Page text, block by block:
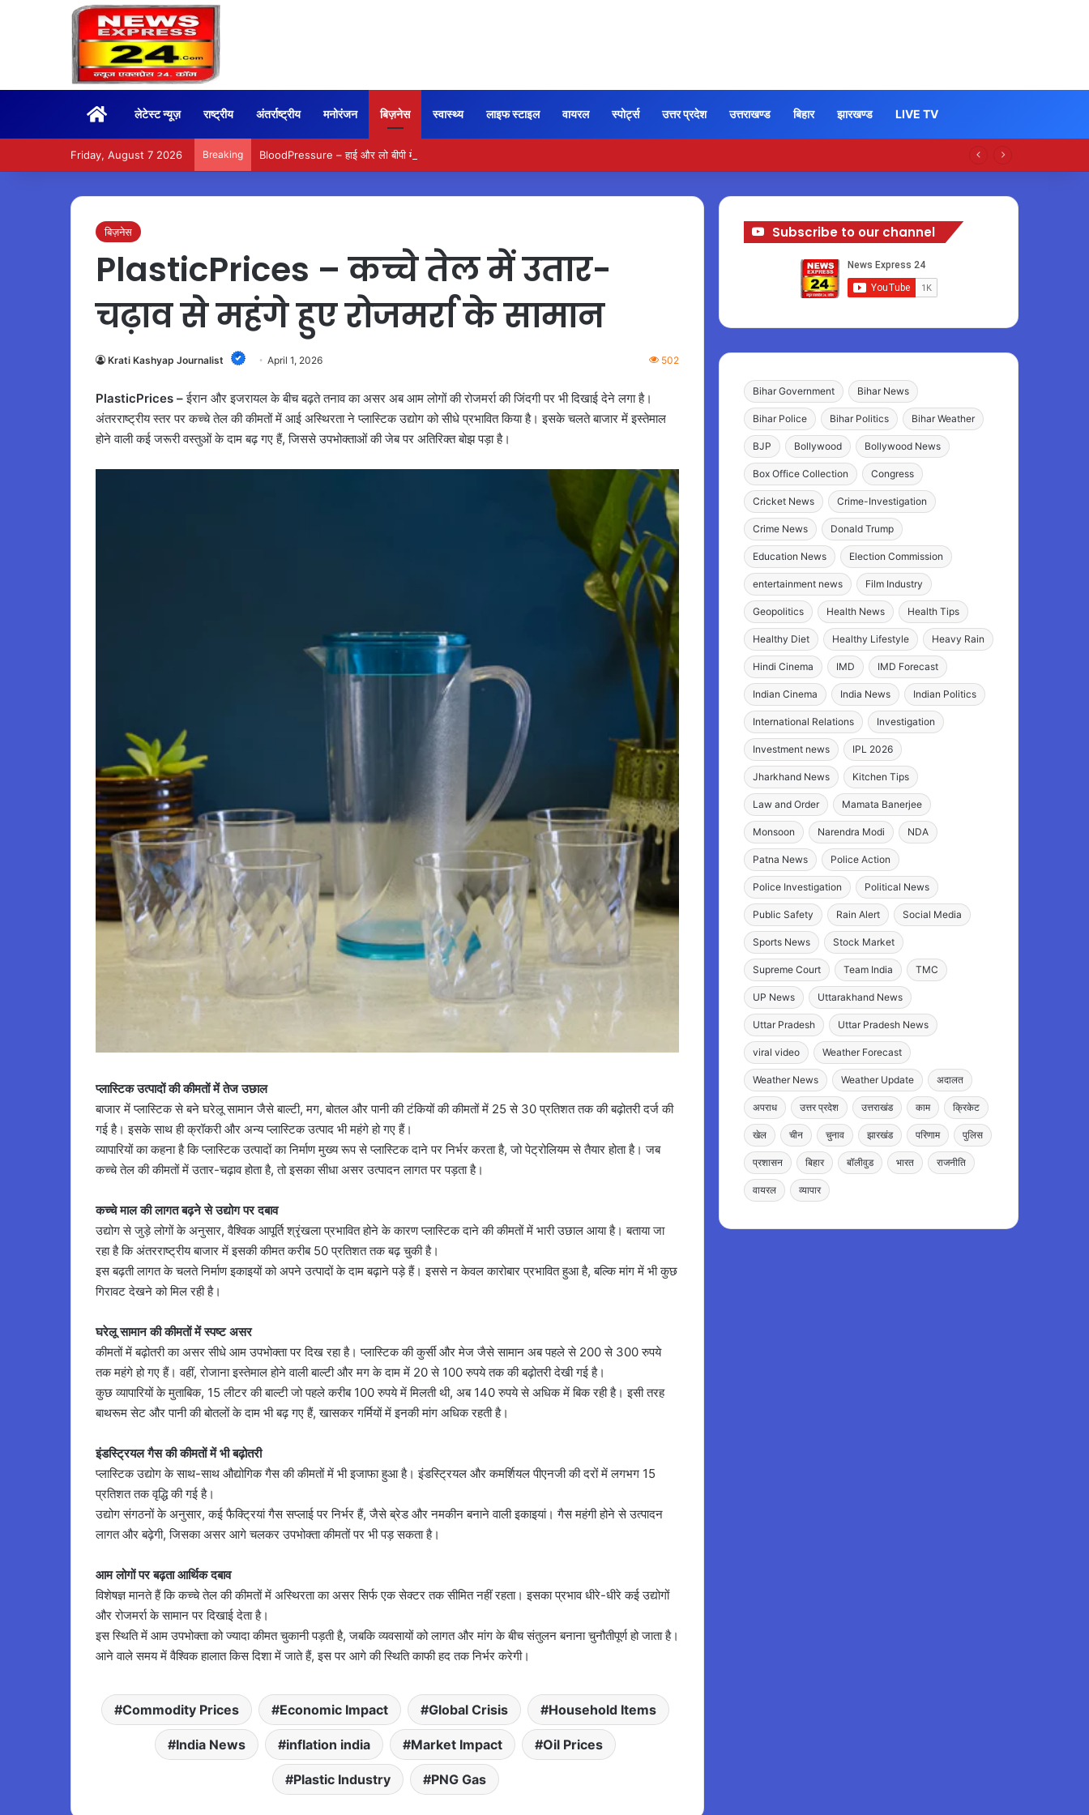
Homeलेटेस्ट न्यूज़ राष्ट्रीय अंतर्राष्ट्रीय मनोरंजन बिज़नेस स्वास्थ्य लाइफ स्टाइल वायरल स्पोर्ट्स उत्तर प्रदेश उत्तराखण्ड बिहार झारखण्ड LIVE TV
Friday, August 7 2026 Breaking BloodPressure – हाई और लो बीपी में कितना नमक खाना सही, डॉक्टर ने बताया सुरक्षित मात्रा…
बिज़नेस
PlasticPrices – कच्चे तेल में उतार-
चढ़ाव से महंगे हुए रोजमर्रा के सामान
Krati Kashyap Journalist April 1, 2026 502
PlasticPrices –ईरान और इजरायल के बीच बढ़ते तनाव का असर अब आम लोगों की रोजमर्रा की जिंदगी पर भी दिखाई देने लगा है।
अंतरराष्ट्रीय स्तर पर कच्चे तेल की कीमतों में आई अस्थिरता ने प्लास्टिक उद्योग को सीधे प्रभावित किया है। इसके चलते बाजार में इस्तेमाल
होने वाली कई जरूरी वस्तुओं के दाम बढ़ गए हैं, जिससे उपभोक्ताओं की जेब पर अतिरिक्त बोझ पड़ा है।
प्लास्टिक उत्पादों की कीमतों में तेज उछाल
बाजार में प्लास्टिक से बने घरेलू सामान जैसे बाल्टी, मग, बोतल और पानी की टंकियों की कीमतों में 25 से 30 प्रतिशत तक की बढ़ोतरी दर्ज की
गई है। इसके साथ ही क्रॉकरी और अन्य प्लास्टिक उत्पाद भी महंगे हो गए हैं।
व्यापारियों का कहना है कि प्लास्टिक उत्पादों का निर्माण मुख्य रूप से प्लास्टिक दाने पर निर्भर करता है, जो पेट्रोलियम से तैयार होता है। जब
कच्चे तेल की कीमतों में उतार-चढ़ाव होता है, तो इसका सीधा असर उत्पादन लागत पर पड़ता है।
कच्चे माल की लागत बढ़ने से उद्योग पर दबाव
उद्योग से जुड़े लोगों के अनुसार, वैश्विक आपूर्ति श्रृंखला प्रभावित होने के कारण प्लास्टिक दाने की कीमतों में भारी उछाल आया है। बताया जा
रहा है कि अंतरराष्ट्रीय बाजार में इसकी कीमत करीब 50 प्रतिशत तक बढ़ चुकी है।
इस बढ़ती लागत के चलते निर्माण इकाइयों को अपने उत्पादों के दाम बढ़ाने पड़े हैं। इससे न केवल कारोबार प्रभावित हुआ है, बल्कि मांग में भी कुछ
गिरावट देखने को मिल रही है।
घरेलू सामान की कीमतों में स्पष्ट असर
कीमतों में बढ़ोतरी का असर सीधे आम उपभोक्ता पर दिख रहा है। प्लास्टिक की कुर्सी और मेज जैसे सामान अब पहले से 200 से 300 रुपये
तक महंगे हो गए हैं। वहीं, रोजाना इस्तेमाल होने वाली बाल्टी और मग के दाम में 20 से 100 रुपये तक की बढ़ोतरी देखी गई है।
कुछ व्यापारियों के मुताबिक, 15 लीटर की बाल्टी जो पहले करीब 100 रुपये में मिलती थी, अब 140 रुपये से अधिक में बिक रही है। इसी तरह
बाथरूम सेट और पानी की बोतलों के दाम भी बढ़ गए हैं, खासकर गर्मियों में इनकी मांग अधिक रहती है।
इंडस्ट्रियल गैस की कीमतों में भी बढ़ोतरी
प्लास्टिक उद्योग के साथ-साथ औद्योगिक गैस की कीमतों में भी इजाफा हुआ है। इंडस्ट्रियल और कमर्शियल पीएनजी की दरों में लगभग 15
प्रतिशत तक वृद्धि की गई है।
उद्योग संगठनों के अनुसार, कई फैक्ट्रियां गैस सप्लाई पर निर्भर हैं, जैसे ब्रेड और नमकीन बनाने वाली इकाइयां। गैस महंगी होने से उत्पादन
लागत और बढ़ेगी, जिसका असर आगे चलकर उपभोक्ता कीमतों पर भी पड़ सकता है।
आम लोगों पर बढ़ता आर्थिक दबाव
विशेषज्ञ मानते हैं कि कच्चे तेल की कीमतों में अस्थिरता का असर सिर्फ एक सेक्टर तक सीमित नहीं रहता। इसका प्रभाव धीरे-धीरे कई उद्योगों
और रोजमर्रा के सामान पर दिखाई देता है।
इस स्थिति में आम उपभोक्ता को ज्यादा कीमत चुकानी पड़ती है, जबकि व्यवसायों को लागत और मांग के बीच संतुलन बनाना चुनौतीपूर्ण हो जाता है।
आने वाले समय में वैश्विक हालात किस दिशा में जाते हैं, इस पर आगे की स्थिति काफी हद तक निर्भर करेगी।
Commodity Prices Economic Impact Global Crisis Household Items
India News inflation india Market Impact Oil Prices
Plastic Industry PNG Gas
Subscribe to our channel
Bihar Government Bihar News
Bihar Police Bihar Politics Bihar Weather
BJP Bollywood Bollywood News
Box Office Collection Congress
Cricket News Crime-Investigation
Crime News Donald Trump
Education News Election Commission
entertainment news Film Industry
Geopolitics Health News Health Tips
Healthy Diet Healthy Lifestyle Heavy Rain
Hindi Cinema IMD IMD Forecast
Indian Cinema India News Indian Politics
International Relations Investigation
Investment news IPL 2026
Jharkhand News Kitchen Tips
Law and Order Mamata Banerjee
Monsoon Narendra Modi NDA
Patna News Police Action
Police Investigation Political News
Public Safety Rain Alert Social Media
Sports News Stock Market
Supreme Court Team India TMC
UP News Uttarakhand News
Uttar Pradesh Uttar Pradesh News
viral video Weather Forecast
Weather News Weather Update अदालत
अपराध उत्तर प्रदेश उत्तराखंड काम क्रिकेट
खेल चीन चुनाव झारखंड परिणाम पुलिस
प्रशासन बिहार बॉलीवुड भारत राजनीति
वायरल व्यापार